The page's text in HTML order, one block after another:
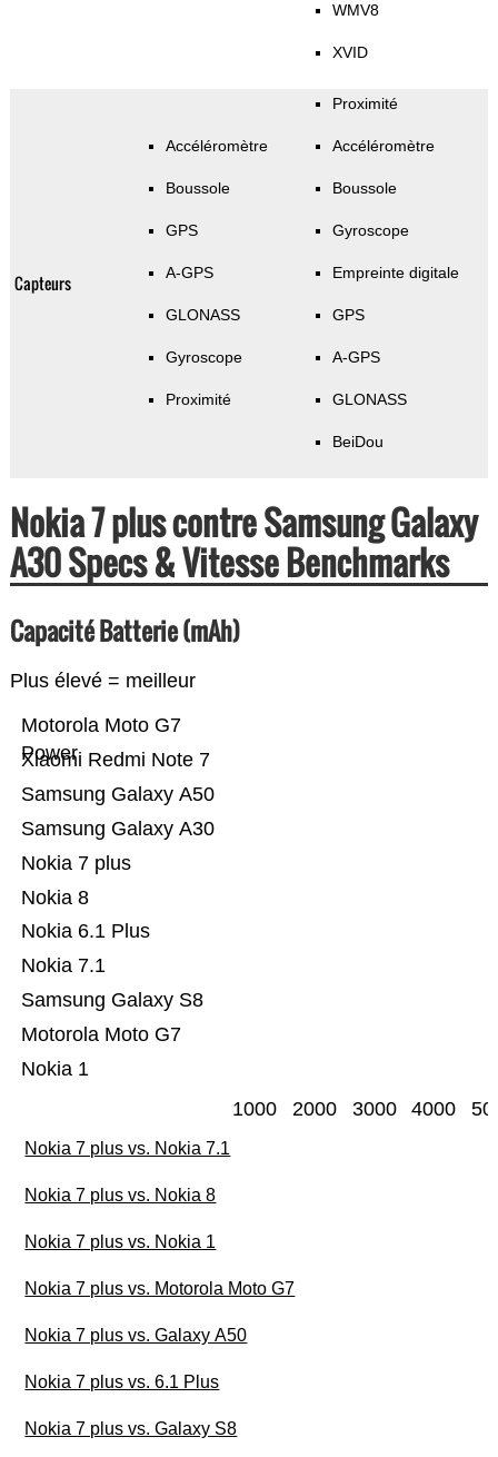
WMV8
XVID
Capteurs
Accéléromètre
Boussole
GPS
A-GPS
GLONASS
Gyroscope
Proximité
Proximité
Accéléromètre
Boussole
Gyroscope
Empreinte digitale
GPS
A-GPS
GLONASS
BeiDou
Nokia 7 plus contre Samsung Galaxy
A30 Specs & Vitesse Benchmarks
Capacité Batterie (mAh)
Plus élevé = meilleur
Nokia 1
Motorola Moto G7
Samsung Galaxy S8
Nokia 7.1
Nokia 6.1 Plus
Nokia 8
Nokia 7 plus
Samsung Galaxy A30
Samsung Galaxy A50
Xiaomi Redmi Note 7
Motorola Moto G7
Power
1000 2000 3000 4000
Nokia 7 plus vs. Nokia 7.1
Nokia 7 plus vs. Nokia 8
Nokia 7 plus vs. Nokia 1
Nokia 7 plus vs. Motorola Moto G7
Nokia 7 plus vs. Galaxy A50
Nokia 7 plus vs. 6.1 Plus
Nokia 7 plus vs. Galaxy S8